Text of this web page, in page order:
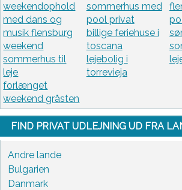
weekendophold
med dans og
musik flensburg
weekend
sommerhus til
leje
forlænget
weekend gråsten
sommerhus med
pool privat
billige feriehuse i
toscana
lejebolig i
torrevieja
FIND PRIVAT UDLEJNING UD FRA
Andre lande
Bulgarien
Danmark